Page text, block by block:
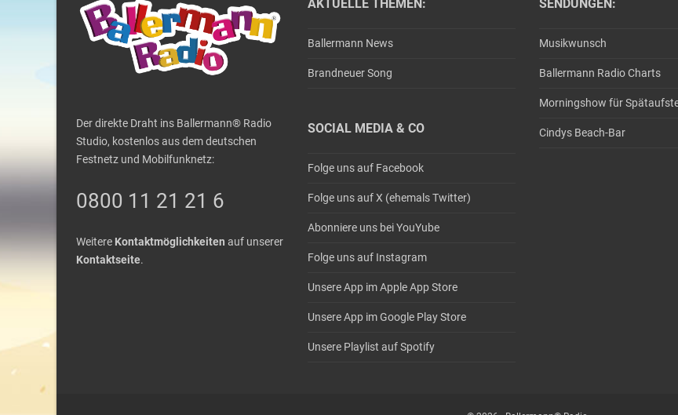
Der direkte Draht ins Ballermann® Radio
Studio, kostenlos aus dem deutschen
Festnetz und Mobilfunknetz:
0800 11 21 21 6
Weitere Kontaktmöglichkeiten auf unserer
Kontaktseite.
AKTUELLE THEMEN:
Ballermann News
Brandneuer Song
SOCIAL MEDIA & CO
Folge uns auf Facebook
Folge uns auf X (ehemals Twitter)
Abonniere uns bei YouYube
Folge uns auf Instagram
Unsere App im Apple App Store
Unsere App im Google Play Store
Unsere Playlist auf Spotify
SENDUNGEN:
Musikwunsch
Ballermann Radio Charts
Morningshow für
Cindys Beach-Bar